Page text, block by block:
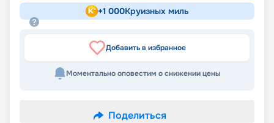
+1 000Круизных миль
Добавить в избранное
Моментально оповестим о снижении цены
Поделиться